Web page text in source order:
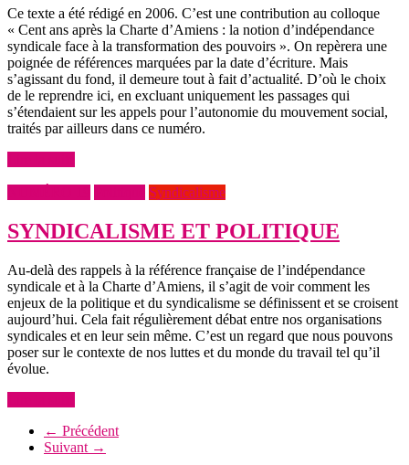
Ce texte a été rédigé en 2006. C’est une contribution au colloque
« Cent ans après la Charte d’Amiens : la notion d’indépendance
syndicale face à la transformation des pouvoirs ». On repèrera une
poignée de références marquées par la date d’écriture. Mais
s’agissant du fond, il demeure tout à fait d’actualité. D’où le choix
de le reprendre ici, en excluant uniquement les passages qui
s’étendaient sur les appels pour l’autonomie du mouvement social,
traités par ailleurs dans ce numéro.
Syndicalisme
SYNDICALISME ET POLITIQUE
Au-delà des rappels à la référence française de l’indépendance
syndicale et à la Charte d’Amiens, il s’agit de voir comment les
enjeux de la politique et du syndicalisme se définissent et se croisent
aujourd’hui. Cela fait régulièrement débat entre nos organisations
syndicales et en leur sein même. C’est un regard que nous pouvons
poser sur le contexte de nos luttes et du monde du travail tel qu’il
évolue.
← Précédent
Suivant →